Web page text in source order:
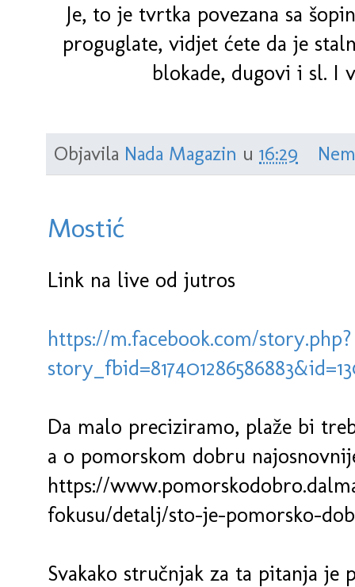
Je, to je tvrtka povezana sa
proguglate, vidjet ćete da je
blokade, dugovi i sl. I
Objavila Nada Magazin u 16:29
Mostić
Link na live od jutros
https://m.facebook.com/story.php?
Da malo preciziramo, plaže bi
a o pomorskom dobru
https://
fokusu/detalj/sto-je-pomorsko-
Svakako stručnjak za ta pitanja je